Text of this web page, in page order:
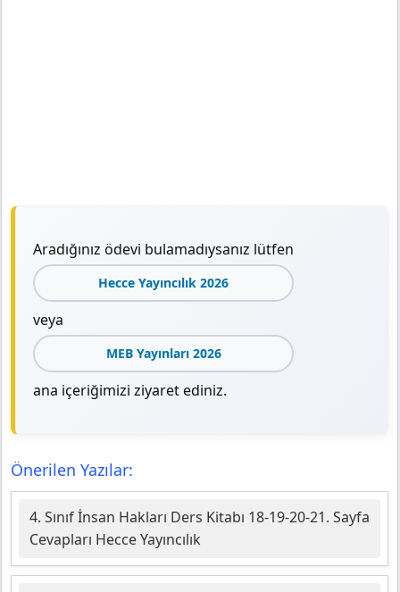
Aradığınız ödevi bulamadıysanız lütfen
Hecce Yayıncılık 2026
veya
MEB Yayınları 2026
ana içeriğimizi ziyaret ediniz.
Önerilen Yazılar:
4. Sınıf İnsan Hakları Ders Kitabı 18-19-20-21. Sayfa
Cevapları Hecce Yayıncılık